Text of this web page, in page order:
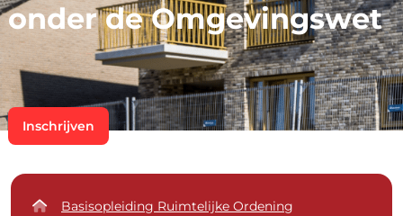
onder de Omgevingswet
Inschrijven
Basisopleiding Ruimtelijke Ordening